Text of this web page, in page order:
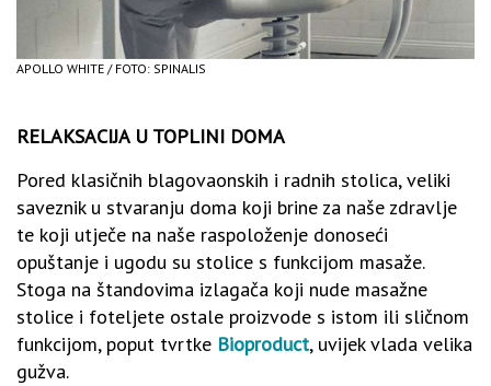
APOLLO WHITE / FOTO: SPINALIS
RELAKSACIJA U TOPLINI DOMA
Pored klasičnih blagovaonskih i radnih stolica, veliki
saveznik u stvaranju doma koji brine za naše zdravlje
te koji utječe na naše raspoloženje donoseći
opuštanje i ugodu su stolice s funkcijom masaže.
Stoga na štandovima izlagača koji nude masažne
stolice i foteljete ostale proizvode s istom ili sličnom
funkcijom, poput tvrtke Bioproduct, uvijek vlada velika
gužva.